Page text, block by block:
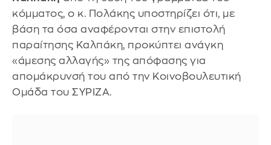
κόμματος, ο κ. Πολάκης υποστηρίζει ότι, με
βάση τα όσα αναφέρονται στην επιστολή
παραίτησης Καλπάκη, προκύπτει ανάγκη
«άμεσης αλλαγής» της απόφασης για
απομάκρυνσή του από την Κοινοβουλευτική
Ομάδα του ΣΥΡΙΖΑ.